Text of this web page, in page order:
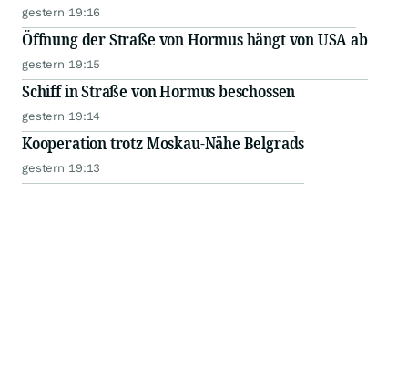
gestern 19:16
Öffnung der Straße von Hormus hängt von USA ab
gestern 19:15
Schiff in Straße von Hormus beschossen
gestern 19:14
Kooperation trotz Moskau-Nähe Belgrads
gestern 19:13